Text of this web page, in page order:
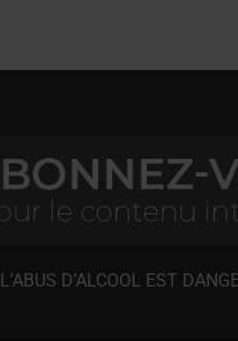
L’ABUS D’ALCOOL EST